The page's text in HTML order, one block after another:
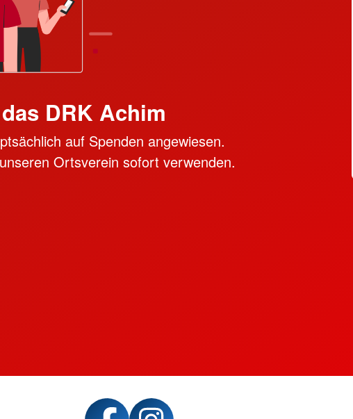
DRK Achim
auf Spenden angewiesen.
Ortsverein sofort verwenden.